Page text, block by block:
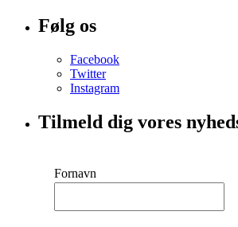
Følg os
Facebook
Twitter
Instagram
Tilmeld dig vores
Fornavn